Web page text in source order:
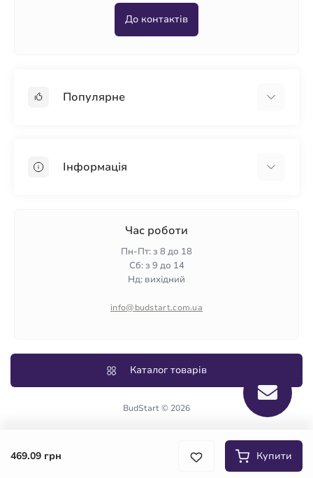
469.09 грн Купити
До контактів
Популярне
ПінопластІнформація
Гарантія та повернення
Політика конфіденційності
Час роботи
Пн-Пт: з 8 до 18
Сб: з 9 до 14
Нд: вихідний
info@budstart.com.ua
Каталог товарів
BudStart © 2026